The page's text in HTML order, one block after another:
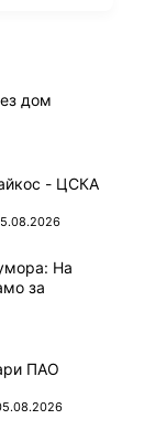
дом
- ЦСКА
На
за
ПАО